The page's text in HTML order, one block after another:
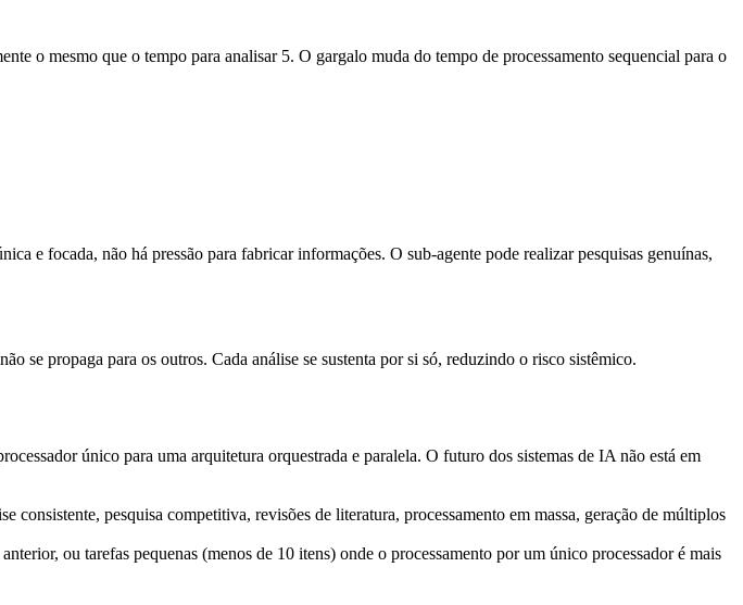
o mesmo que o tempo para analisar 5. O gargalo muda do tempo de processamento sequencial para o
e focada, não há pressão para fabricar informações. O sub-agente pode realizar pesquisas genuínas,
se propaga para os outros. Cada análise se sustenta por si só, reduzindo o risco sistêmico.
único para uma arquitetura orquestrada e paralela. O futuro dos sistemas de IA não está em
consistente, pesquisa competitiva, revisões de literatura, processamento em massa, geração de múltiplos
ou tarefas pequenas (menos de 10 itens) onde o processamento por um único processador é mais